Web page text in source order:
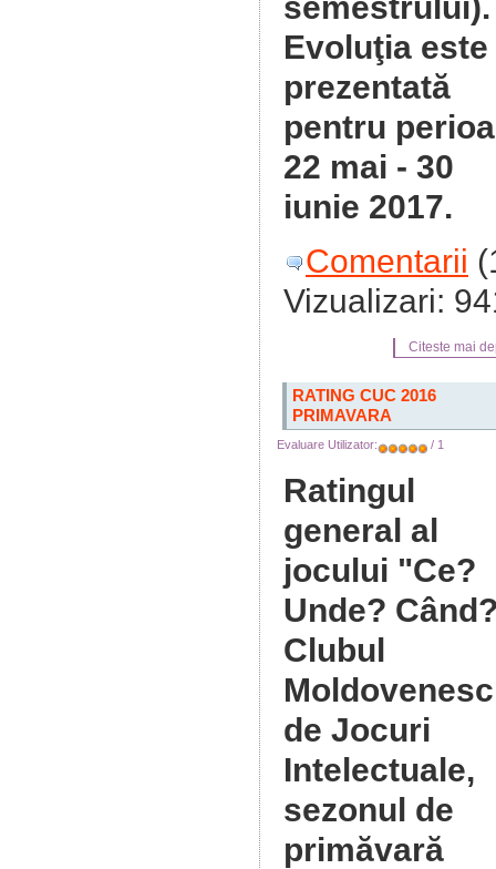
Evoluţia este
prezentată
pentru
22 mai - 30
iunie 2017.
Comentarii
Vizualizari:
Citeste mai
RATING CUC 2016
PRIMAVARA
Evaluare Utilizator: / 1
Ratingul
general al
jocului "Ce?
Unde?
Clubul
Moldovenesc
de Jocuri
Intelectuale,
sezonul de
primăvară